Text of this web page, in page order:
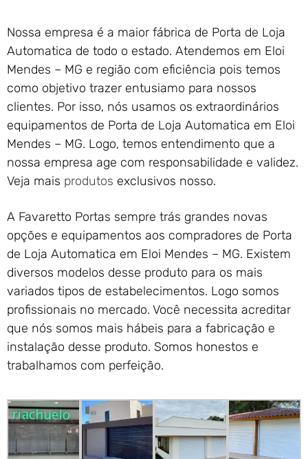
Enrolar em Petrópolis – RJ
Portão de Garagem de
Enrolar em Paraty – RJ
Portão de Garagem de
Enrolar em Nova Iguaçu – RJ
Portão de Garagem de
Enrolar em Nova Friburgo –
RJ
Nossa empresa é a maior fábrica de Porta de Loja
Automatica de todo o estado. Atendemos em Eloi
Mendes – MG e região com eficiência pois temos
como objetivo trazer entusiamo para nossos
clientes. Por isso, nós usamos os extraordinários
equipamentos de Porta de Loja Automatica em Eloi
Mendes – MG. Logo, temos entendimento que a
nossa empresa age com responsabilidade e validez.
Veja mais produtos exclusivos nosso.
A Favaretto Portas sempre trás grandes novas
opções e equipamentos aos compradores de Porta
de Loja Automatica em Eloi Mendes – MG. Existem
diversos modelos desse produto para os mais
variados tipos de estabelecimentos. Logo somos
profissionais no mercado. Você necessita acreditar
que nós somos mais hábeis para a fabricação e
instalação desse produto. Somos honestos e
trabalhamos com perfeição.